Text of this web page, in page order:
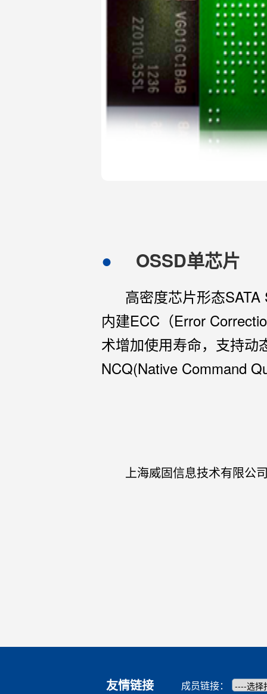
OSSD单芯片
高密度芯片形态
内建ECC（Error
术增加使用寿命，支持动
NCQ(Native Command
上海威固信息技术有限公
友情链接 成员链接：